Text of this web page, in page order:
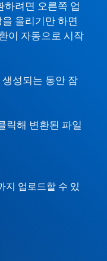
려면 오른쪽 업
올리기만 하면
이 자동으로 시작
성되는 동안 잠
릭해 변환된 파일
지 업로드할 수 있